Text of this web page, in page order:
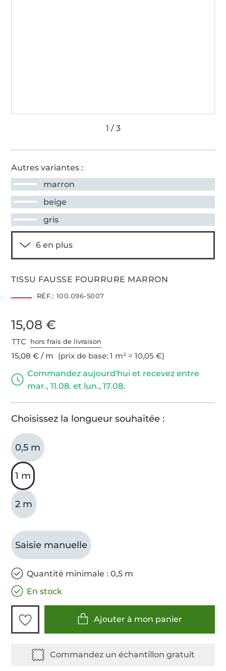
Autres variantes :
marron
beige
gris
TISSU FAUSSE FOURRURE MARRON
RÉF.: 100.096-5007
15,08 €
TTC hors frais de livraison
15,08 € / m (prix de base: 1 m² = 10,05 €)
Commandez aujourd'hui et recevez entre
mar., 11.08. et lun., 17.08.
Choisissez la longueur souhaitée :
0,5 m
1 m
2 m
Saisie manuelle
Quantité minimale : 0,5 m
En stock
Ajouter à mon panier